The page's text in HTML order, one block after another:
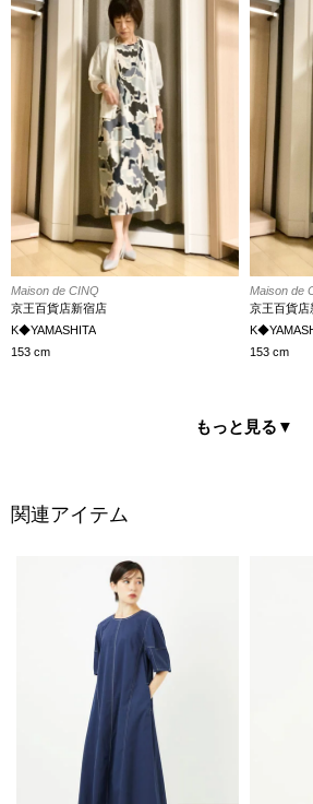
Maison de CINQ
京王百貨店新宿店
K◆YAMASHITA
153 cm
Maison de
京王百貨店
153 cm
もっと見る ▼
関連アイテム